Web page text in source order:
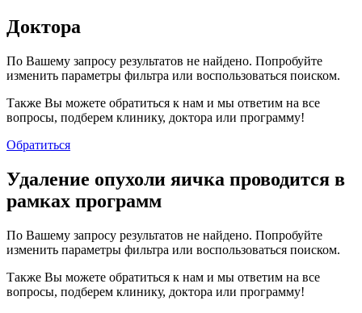
Доктора
По Вашему запросу результатов не найдено. Попробуйте
изменить параметры фильтра или воспользоваться поиском.
Также Вы можете обратиться к нам и мы ответим на все
вопросы, подберем клинику, доктора или программу!
Обратиться
Удаление опухоли яичка проводится в
рамках программ
По Вашему запросу результатов не найдено. Попробуйте
изменить параметры фильтра или воспользоваться поиском.
Также Вы можете обратиться к нам и мы ответим на все
вопросы, подберем клинику, доктора или программу!